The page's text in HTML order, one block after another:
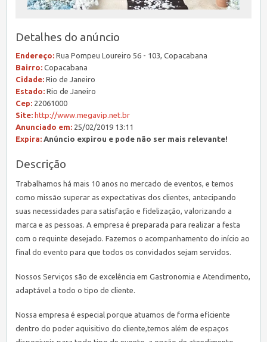
Detalhes do anúncio
Endereço: Rua Pompeu Loureiro 56 - 103, Copacabana
Bairro: Copacabana
Cidade: Rio de Janeiro
Estado: Rio de Janeiro
Cep: 22061000
Site: http://www.megavip.net.br
Anunciado em: 25/02/2019 13:11
Expira: Anúncio expirou e pode não ser mais relevante!
Descrição
Trabalhamos há mais 10 anos no mercado de eventos, e temos
como missão superar as expectativas dos clientes, antecipando
suas necessidades para satisfação e fidelização, valorizando a
marca e as pessoas. A empresa é preparada para realizar a festa
com o requinte desejado. Fazemos o acompanhamento do início ao
final do evento para que todos os convidados sejam servidos.
Nossos Serviços são de excelência em Gastronomia e Atendimento,
adaptável a todo o tipo de cliente.
Nossa empresa é especial porque atuamos de forma eficiente
dentro do poder aquisitivo do cliente,temos além de espaços